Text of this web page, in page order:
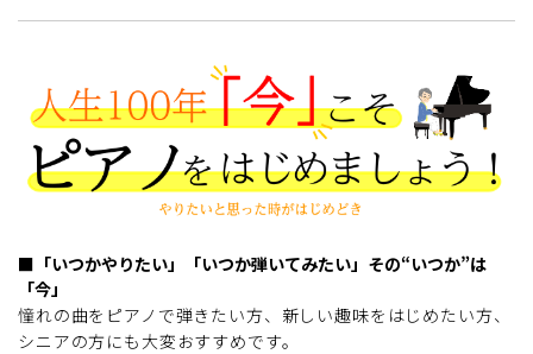
■「いつかやりたい」「いつか弾いてみたい」その“いつか”は
「今」
憧れの曲をピアノで弾きたい方、新しい趣味をはじめたい方、
シニアの方にも大変おすすめです。